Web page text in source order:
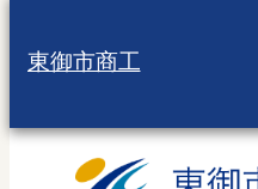
東御市商工